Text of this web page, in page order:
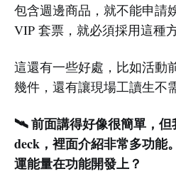
包含週邊商品，就不能申請
VIP 套票，就必須採用這種方
這還有一些好處，比如活動
幾件，還有讓現場工讀生不
🛰️ 前面講得好像很簡單，但
deck，裡面介紹非常多功能
運能量在功能開發上？